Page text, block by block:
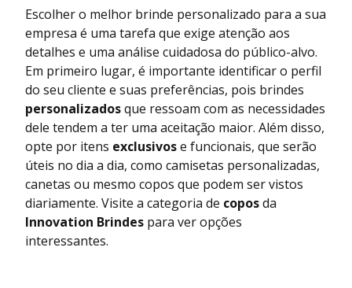
Escolher o melhor brinde personalizado para a sua
empresa é uma tarefa que exige atenção aos
detalhes e uma análise cuidadosa do público-alvo.
Em primeiro lugar, é importante identificar o perfil
do seu cliente e suas preferências, pois brindes
personalizadosque ressoam com as necessidades
dele tendem a ter uma aceitação maior. Além disso,
opte por itens exclusivose funcionais, que serão
úteis no dia a dia, como camisetas personalizadas,
canetas ou mesmo copos que podem ser vistos
diariamente. Visite a categoria de coposda
Innovation Brindes para ver opções
interessantes.